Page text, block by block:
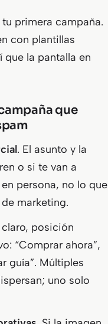
primera campaña.
con plantillas
que la pantalla en
que
. El asunto y la
o si te van a
persona, no lo que
marketing.
posición
“Comprar ahora”,
guía”. Múltiples
uno solo